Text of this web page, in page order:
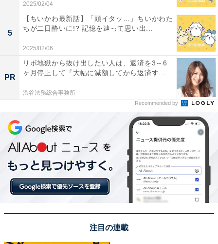
また、そもそも「雪に覆われた閉鎖的な場所での恐怖」
は、劇中と同様の「逃げられない」場所の映画館でこそ
本物の猛吹雪の中で撮影された場
面もあるので、吹雪そのものの恐怖もまた体感してほし
いのです。
ここからは内容に踏み込みつつ、3つのポイントからさ
2025/02/04
5
【ちいかわ最新話】「頭イタッ…」ちいかわた
ちが二日酔いに!? 記憶を辿って思い出...
2025/02/06
PR
リボ地獄から抜け出したい人は、返済を3～6
ヶ月停止して『大幅に減額してから返済す...
渋谷法務総合事務所
Recommended by
注目の連載